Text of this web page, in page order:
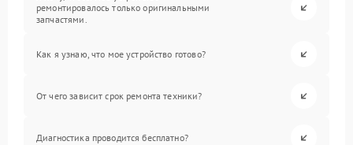
ремонтировалось только оригинальными
запчастями.
Как я узнаю, что мое устройство готово?
От чего зависит срок ремонта техники?
Диагностика проводится бесплатно?